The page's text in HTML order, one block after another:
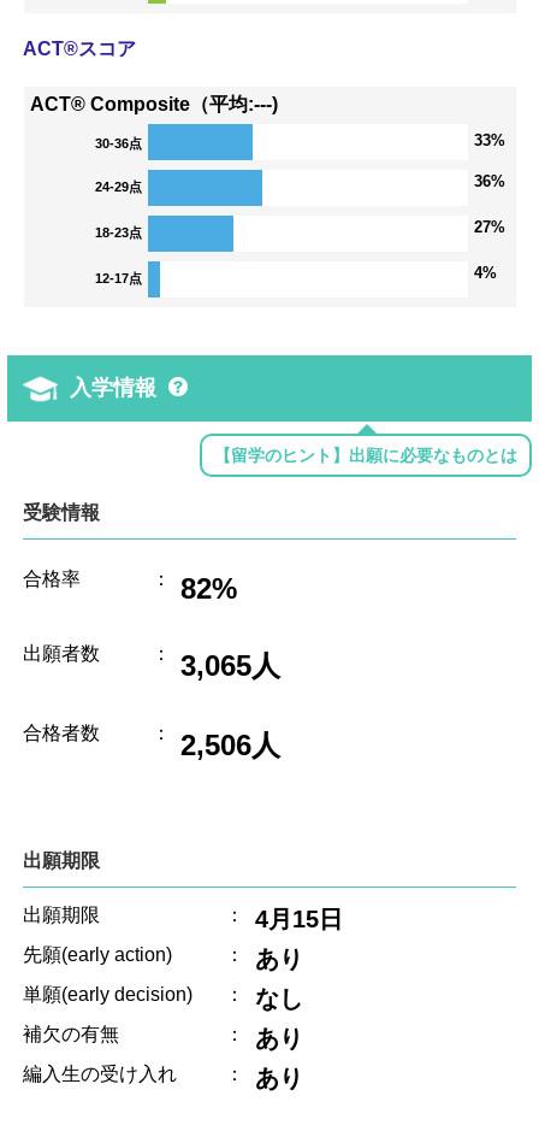
ACT®スコア
ACT® Composite（平均:---)
30-36点 33%
24-29点 36%
18-23点 27%
12-17点 4%
入学情報
【留学のヒント】出願に必要なものとは
受験情報
合格率 ： 82%
出願者数 ： 3,065人
合格者数 ： 2,506人
出願期限
出願期限 ： 4月15日
先願(early action) ： あり
単願(early decision) ： なし
補欠の有無 ： あり
編入生の受け入れ ： あり